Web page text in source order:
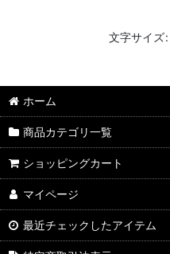
文字サイズ:
ホーム
商品カテゴリ一覧
ショッピングカート
マイページ
最近チェックしたアイテム